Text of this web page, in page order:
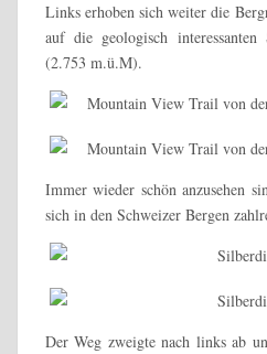
Links erhoben sich weiter die
auf die geologisch interessanten
(2.753 m.ü.M).
Immer wieder schön anzusehen
sich in den Schweizer Bergen
Der Weg zweigte nach links ab